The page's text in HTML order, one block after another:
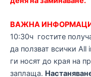
ВАЖНА
10:30ч гостите
да ползват всички
ги носят до края на
заплаща.